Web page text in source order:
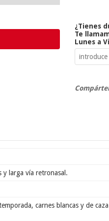
¿Tienes
Te
Lunes a
y larga vía retronasal.
carnes blancas y de